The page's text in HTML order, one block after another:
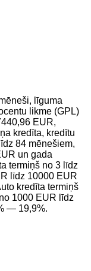
līguma
likme (GPL)
EUR,
kredīta, kredītu
84 mēnešiem,
un gada
termiņš no 3 līdz
līdz 10000 EUR
kredīta termiņš
1000 EUR līdz
— 19,9%.